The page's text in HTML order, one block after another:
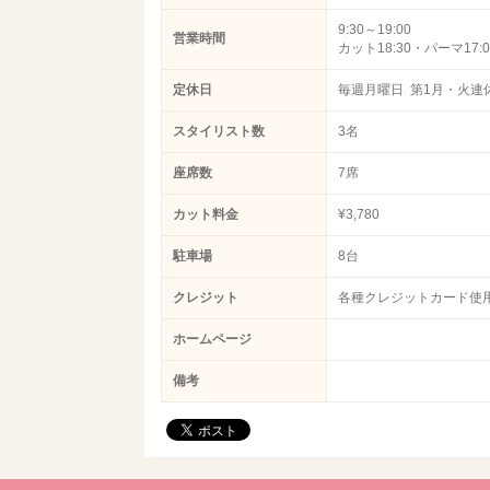
営業時間
9:30～19:00
カット18:30・パーマ
定休日 毎週月曜日 第1月・火連
スタイリスト数 3名
座席数 7席
カット料金 ¥3,780
駐車場 8台
クレジット 各種クレジットカード使
ホームページ
備考